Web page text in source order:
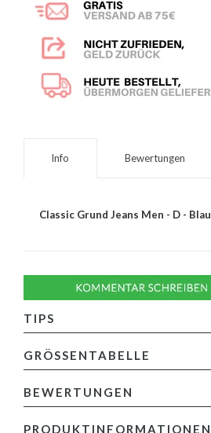
Info Bewertungen
Classic Grund Jeans Men - D - Blau
TIPS
GRÖSSENTABELLE
BEWERTUNGEN
PRODUKTINFORMATIONEN